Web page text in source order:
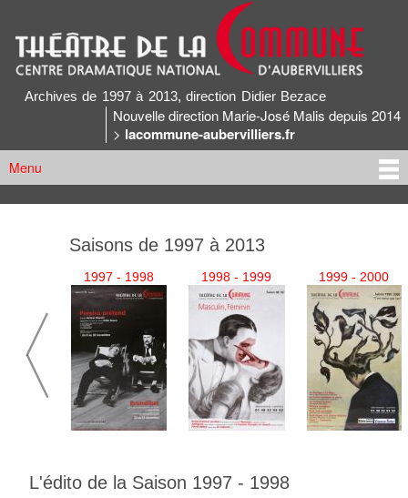
principal
Archives du Théâtre de la Commune
Archives de 1997 à 2013, direction Didier Bezace
Nouvelle direction Marie-José Malis depuis 2014
> lacommune-aubervilliers.fr
Menu principal
Menu
Saisons de 1997 à 2013
1997 - 1998 1998 - 1999 1999 - 2000
L'édito de la Saison 1997 - 1998